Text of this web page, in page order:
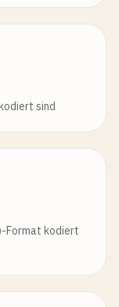
sind
Format kodiert